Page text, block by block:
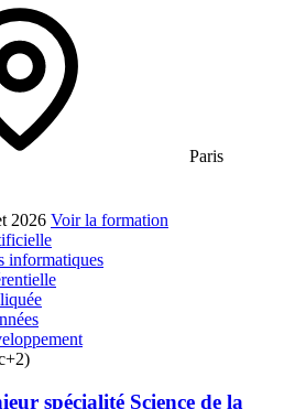
Paris
2026 Voir la formation
informatiques
spécialité Science de la